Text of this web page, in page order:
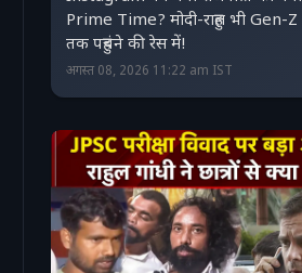
Prime Time? मोदी-राहुल भी Gen-Z
तक पहुंचने की रेस में!
अगस्त 08, 2026 11:22 am IST